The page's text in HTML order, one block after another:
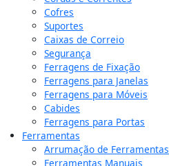
Cofres
Suportes
Caixas de Correio
Segurança
Ferragens de Fixação
Ferragens para Janelas
Ferragens para Móveis
Cabides
Ferragens para Portas
Ferramentas
Arrumação de Ferramentas
Ferramentas Manuais